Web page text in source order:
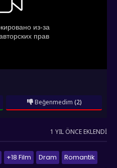
Beğenmedim (2)
1 YIL ÖNCE EKLENDI
+18 Film Dram
Romantik